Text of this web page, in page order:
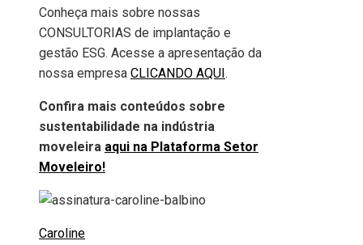
Conheça mais sobre nossas
CONSULTORIAS de implantação e
gestão ESG. Acesse a apresentação da
nossa empresa CLICANDO AQUI.
Confira mais conteúdos sobre
sustentabilidade na indústria
moveleira aqui na Plataforma Setor
Moveleiro!
Caroline